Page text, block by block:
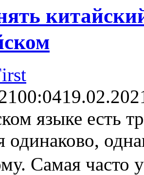
00:04
языке есть
одинаково,
Самая часто